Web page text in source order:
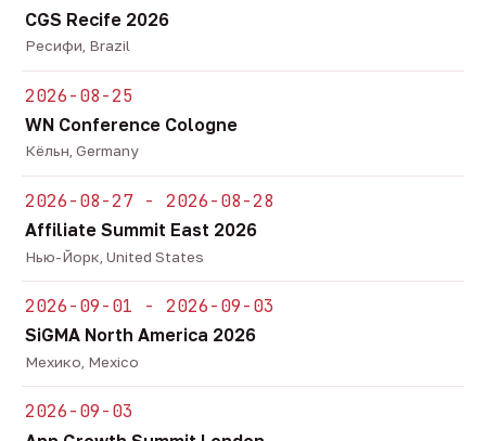
CGS Recife 2026
Ресифи, Brazil
2026-08-25
WN Conference Cologne
Кёльн, Germany
2026-08-27 - 2026-08-28
Affiliate Summit East 2026
Нью-Йорк, United States
2026-09-01 - 2026-09-03
SiGMA North America 2026
Мехико, Mexico
2026-09-03